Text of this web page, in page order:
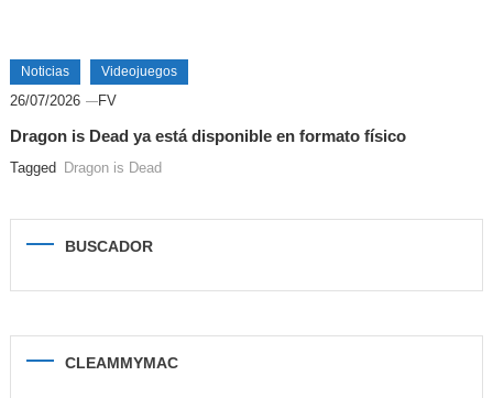
Noticias Videojuegos
26/07/2026 FV
Dragon is Dead ya está disponible en formato físico
Tagged Dragon is Dead
BUSCADOR
CLEAMMYMAC